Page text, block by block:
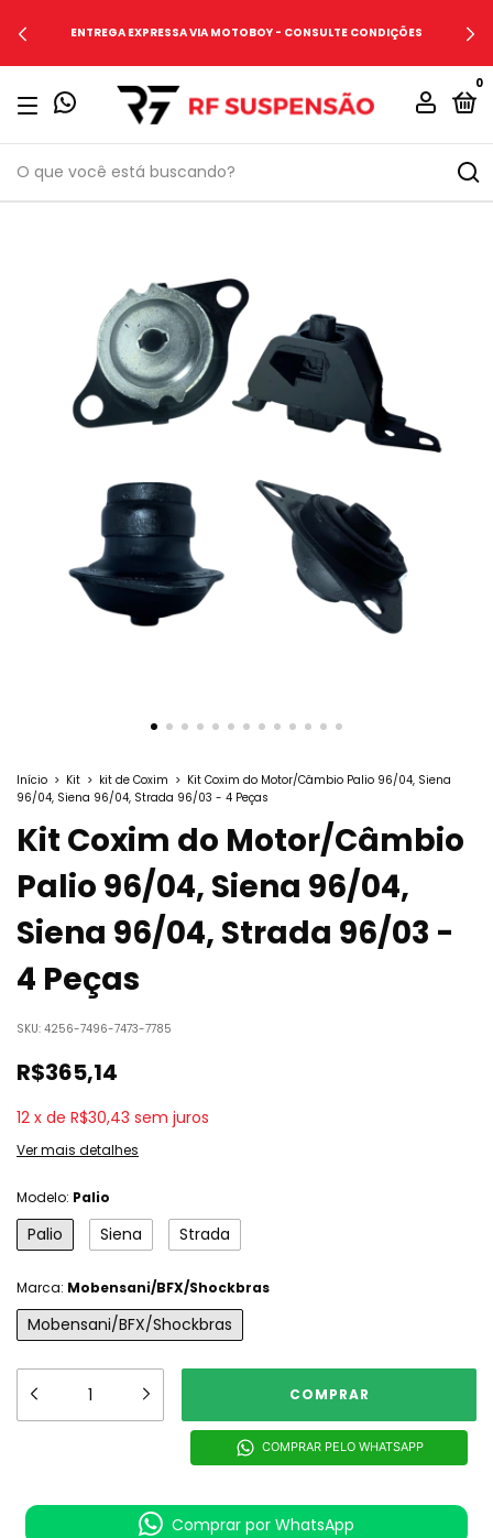
ENTREGA EXPRESSA VIA MOTOBOY - CONSULTE CONDIÇÕES
0
Início > Kit > kit de Coxim > Kit Coxim do Motor/Câmbio Palio 96/04, Siena
96/04, Siena 96/04, Strada 96/03 - 4 Peças
Kit Coxim do Motor/Câmbio
Palio 96/04, Siena 96/04,
Siena 96/04, Strada 96/03 -
4 Peças
SKU: 4256-7496-7473-7785
R$365,14
12 x de R$30,43 sem juros
Ver mais detalhes
Modelo: Palio
Palio Siena Strada
Marca: Mobensani/BFX/Shockbras
Mobensani/BFX/Shockbras
COMPRAR PELO WHATSAPP
Comprar por WhatsApp